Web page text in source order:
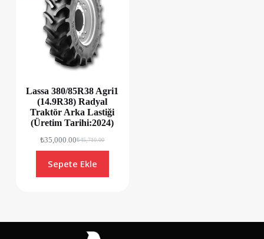
Lassa 380/85R38 Agri1
(14.9R38) Radyal
Traktör Arka Lastiği
(Üretim Tarihi:2024)
₺45,710.00
₺35,000.00
Sepete Ekle